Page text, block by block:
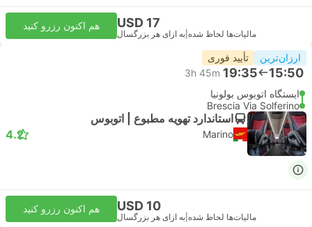
USD 17
مالیات‌ها لحاظ شده به ازای هر بزرگسال
هم اکنون رزرو کنید
ارزان‌ترین تأیید فوری
15:50
19:35
3h 45m
ایستگاه اتوبوس بولونیا
Brescia Via Solferino
استاندارد تهویه مطبوع | اتوبوس
Marino
4.2
USD 10
مالیات‌ها لحاظ شده به ازای هر بزرگسال
هم اکنون رزرو کنید